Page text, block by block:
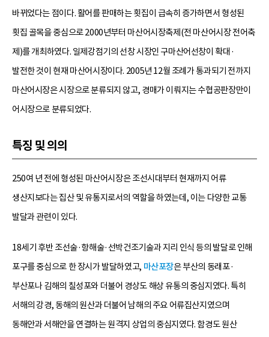
바뀌었다는 점이다. 활어를 판매하는 횟집이 급속히 증가하면서 형성된
횟집 골목을 중심으로 2000년부터 마산어시장축제(전 마산어시장 전어축
제)를 개최하였다. 일제강점기의 선창 시장인 구마산어선창이 확대·
발전한 것이 현재 마산어시장이다. 2005년 12월 조례가 통과되기 전까지
마산어시장은 시장으로 분류되지 않고, 경매가 이뤄지는 수협공판장만이
어시장으로 분류되었다.
특징 및 의의
250여 년 전에 형성된 마산어시장은 조선시대부터 현재까지 어류
생산지보다는 집산 및 유통지로서의 역할을 하였는데, 이는 다양한 교통
발달과 관련이 있다.
18세기 후반 조선술·항해술·선박건조기술과 지리 인식 등의 발달로 인해
포구를 중심으로 한 장시가 발달하였고, 마산포장은 부산의 동래포·
부산포나 김해의 칠성포와 더불어 경상도 해상 유통의 중심지였다. 특히
서해의 강경, 동해의 원산과 더불어 남해의 주요 어류집산지였으며
동해안과 서해안을 연결하는 원격지 상업의 중심지였다. 함경도 원산